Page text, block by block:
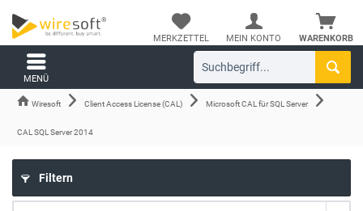
WARENKORB
MERKZETTEL MEIN KONTO
MENÜ
Wiresoft Client Access License (CAL) Microsoft CAL für SQL Server
CAL SQL Server 2014
Filtern